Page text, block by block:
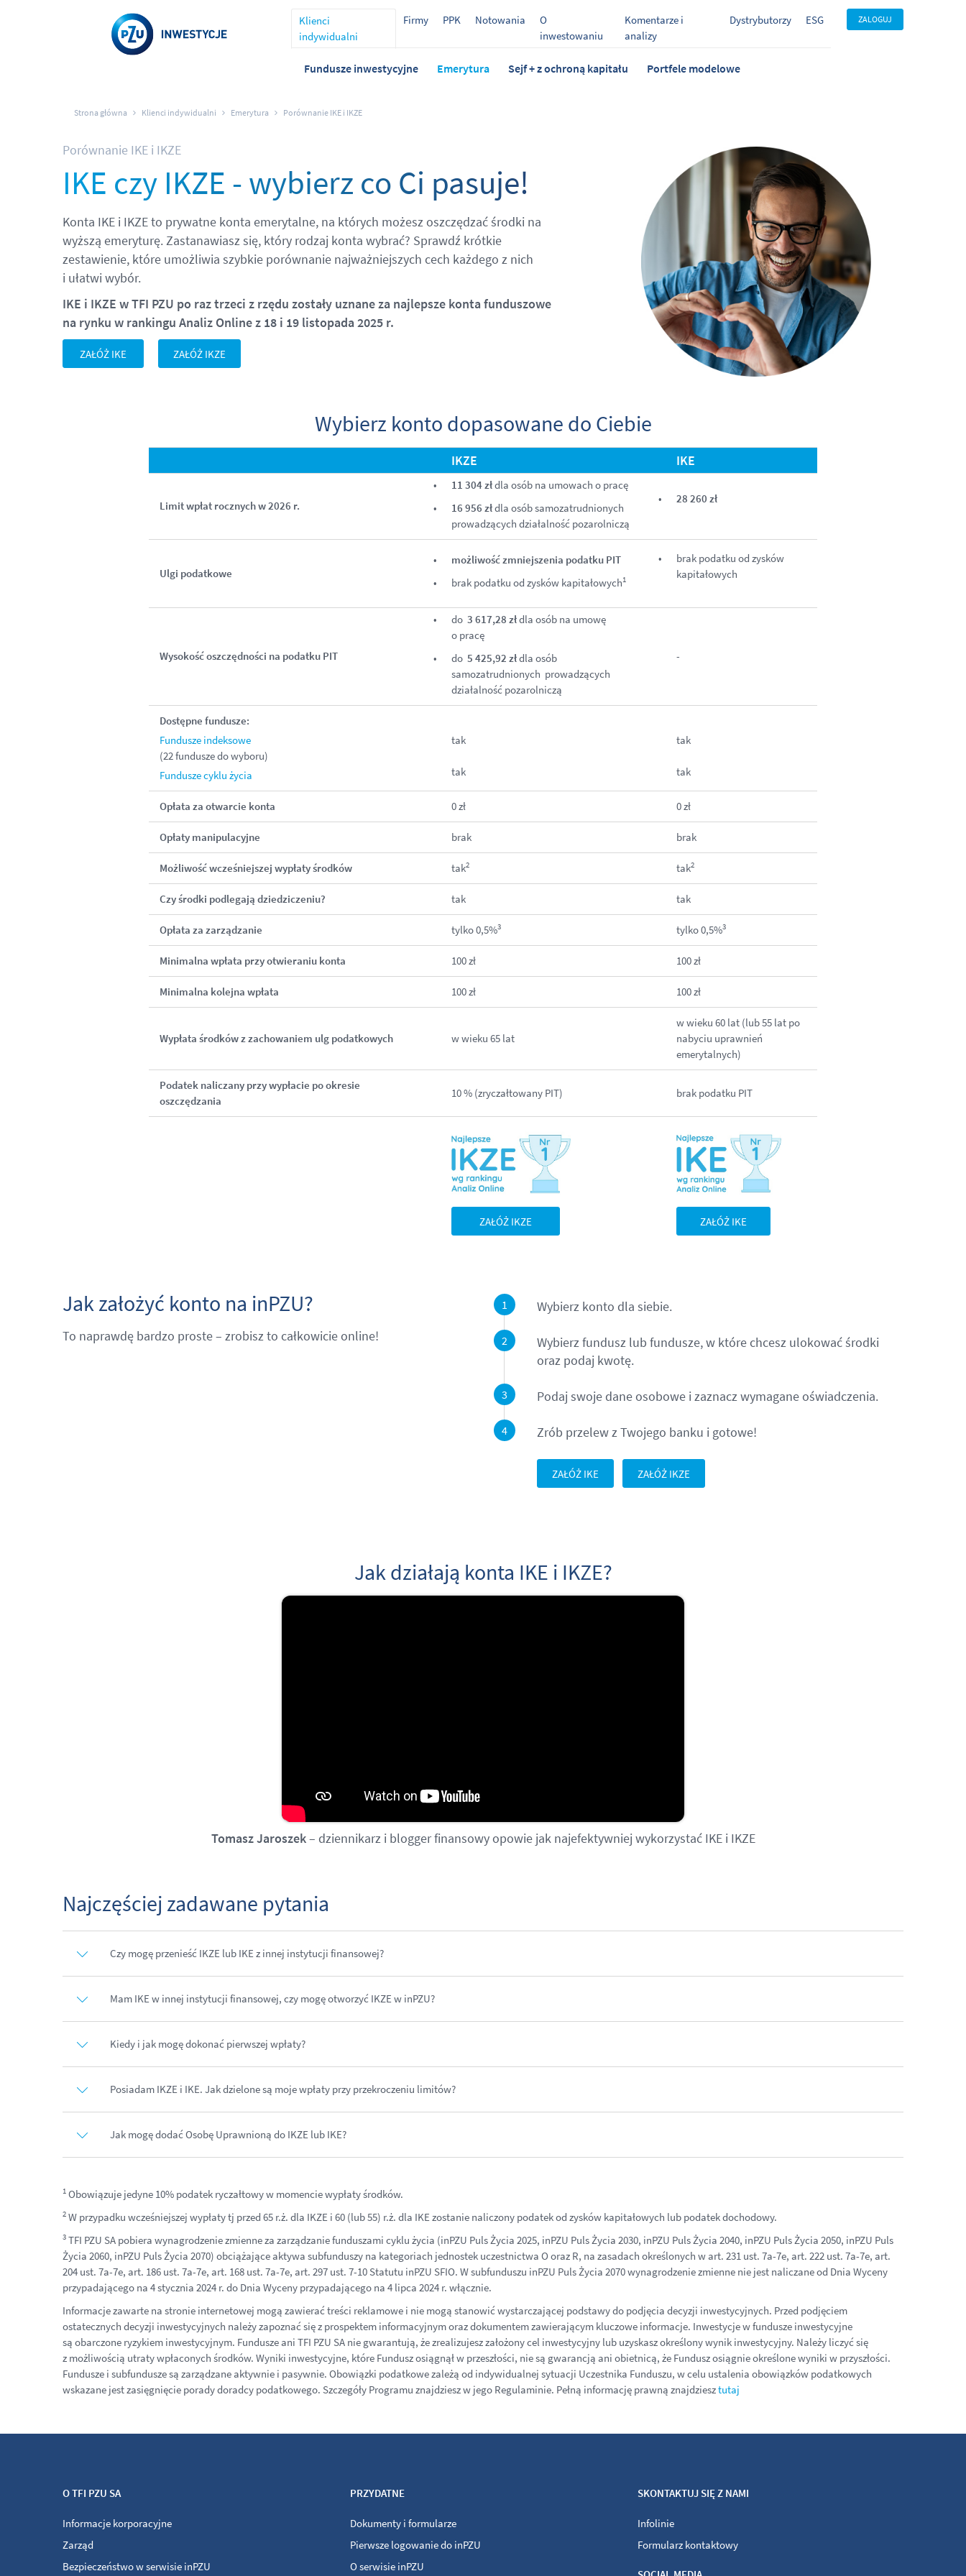
Klienci
indywidualni
Firmy PPK Notowania
O
inwestowaniu
Komentarze i
analizy
Dystrybutorzy ESG
Fundusze inwestycyjne Emerytura Sejf + z ochroną kapitału Portfele modelowe
ZALOGUJ
Strona główna Klienci indywidualni Emerytura Porównanie IKE i IKZE
Porównanie IKE i IKZE
IKE czy IKZE - wybierz co Ci pasuje!
Konta IKE i IKZE to prywatne konta emerytalne, na których możesz oszczędzać środki na
wyższą emeryturę. Zastanawiasz się, który rodzaj konta wybrać? Sprawdź krótkie
zestawienie, które umożliwia szybkie porównanie najważniejszych cech każdego z nich
i ułatwi wybór.
IKE i IKZE w TFI PZU po raz trzeci z rzędu zostały uznane za najlepsze konta funduszowe
na rynku w rankingu Analiz Online z 18 i 19 listopada 2025 r.
ZAŁÓŻ IKE ZAŁÓŻ IKZE
Wybierz konto dopasowane do Ciebie
IKZE IKE
Limit wpłat rocznych w 2026 r.
11 304złdla osób na umowach o pracę
16 956 złdla osób samozatrudnionych
prowadzących działalność pozarolniczą
28 260 zł
Ulgi podatkowe
możliwość zmniejszenia podatku PIT
brak podatku od zysków kapitałowych1
brak podatku od zysków
kapitałowych
Wysokość oszczędności na podatku PIT
do 3 617,28 złdla osób na umowę
o pracę
do 5 425,92 złdla osób
samozatrudnionych prowadzących
działalność pozarolniczą
-
Dostępne fundusze:
Fundusze indeksowe
(22 fundusze do wyboru)
Fundusze cyklu życia
tak
tak
tak
tak
Opłata za otwarcie konta 0 zł 0 zł
Opłaty manipulacyjne brak brak
Możliwość wcześniejszej wypłaty środków tak2 tak2
Czy środki podlegają dziedziczeniu? tak tak
Opłata za zarządzanie tylko 0,5%3 tylko 0,5%3
Minimalna wpłata przy otwieraniu konta 100 zł 100 zł
Minimalna kolejna wpłata 100 zł 100 zł
Wypłata środków z zachowaniem ulg podatkowych w wieku 65 lat
w wieku 60 lat (lub 55 lat po
nabyciu uprawnień
emerytalnych)
Podatek naliczany przy wypłacie po okresie
oszczędzania
10 % (zryczałtowany PIT) brak podatku PIT
ZAŁÓŻ IKZE ZAŁÓŻ IKE
Jak założyć konto na inPZU?
To naprawdę bardzo proste – zrobisz to całkowicie online!
Wybierz konto dla siebie.
Wybierz fundusz lub fundusze, w które chcesz ulokować środki
oraz podaj kwotę.
Podaj swoje dane osobowe i zaznacz wymagane oświadczenia.
Zrób przelew z Twojego banku i gotowe!
ZAŁÓŻ IKE ZAŁÓŻ IKZE
Jak działają konta IKE i IKZE?
Tomasz Jaroszek– dziennikarz i blogger finansowy opowie jak najefektywniej wykorzystać IKE i IKZE
Najczęściej zadawane pytania
Czy mogę przenieść IKZE lub IKE z innej instytucji finansowej?
Mam IKE w innej instytucji finansowej, czy mogę otworzyć IKZE w inPZU?
Kiedy i jak mogę dokonać pierwszej wpłaty?
Posiadam IKZE i IKE. Jak dzielone są moje wpłaty przy przekroczeniu limitów?
Jak mogę dodać Osobę Uprawnioną do IKZE lub IKE?
1 Obowiązuje jedyne 10% podatek ryczałtowy w momencie wypłaty środków.
2 W przypadku wcześniejszej wypłaty tj przed 65 r.ż. dla IKZE i 60 (lub 55) r.ż. dla IKE zostanie naliczony podatek od zysków kapitałowych lub podatek dochodowy.
3 TFI PZU SA pobiera wynagrodzenie zmienne za zarządzanie funduszami cyklu życia (inPZU Puls Życia 2025, inPZU Puls Życia 2030, inPZU Puls Życia 2040, inPZU Puls Życia 2050, inPZU Puls
Życia 2060, inPZU Puls Życia 2070) obciążające aktywa subfunduszy na kategoriach jednostek uczestnictwa O oraz R, na zasadach określonych w art. 231 ust. 7a-7e, art. 222 ust. 7a-7e, art.
204 ust. 7a-7e, art. 186 ust. 7a-7e, art. 168 ust. 7a-7e, art. 297 ust. 7-10 Statutu inPZU SFIO. W subfunduszu inPZU Puls Życia 2070 wynagrodzenie zmienne nie jest naliczane od Dnia Wyceny
przypadającego na 4 stycznia 2024 r. do Dnia Wyceny przypadającego na 4 lipca 2024 r. włącznie.
Informacje zawarte na stronie internetowej mogą zawierać treści reklamowe i nie mogą stanowić wystarczającej podstawy do podjęcia decyzji inwestycyjnych. Przed podjęciem
ostatecznych decyzji inwestycyjnych należy zapoznać się z prospektem informacyjnym oraz dokumentem zawierającym kluczowe informacje. Inwestycje w fundusze inwestycyjne
są obarczone ryzykiem inwestycyjnym. Fundusze ani TFI PZU SA nie gwarantują, że zrealizujesz założony cel inwestycyjny lub uzyskasz określony wynik inwestycyjny. Należy liczyć się
z możliwością utraty wpłaconych środków. Wyniki inwestycyjne, które Fundusz osiągnął w przeszłości, nie są gwarancją ani obietnicą, że Fundusz osiągnie określone wyniki w przyszłości.
Fundusze i subfundusze są zarządzane aktywnie i pasywnie. Obowiązki podatkowe zależą od indywidualnej sytuacji Uczestnika Funduszu, w celu ustalenia obowiązków podatkowych
wskazane jest zasięgnięcie porady doradcy podatkowego. Szczegóły Programu znajdziesz w jego Regulaminie. Pełną informację prawną znajdziesztutaj
O TFI PZU SA
Informacje korporacyjne
Zarząd
Bezpieczeństwo w serwisie inPZU
PRZYDATNE
Dokumenty i formularze
Pierwsze logowanie do inPZU
O serwisie inPZU
SKONTAKTUJ SIĘ Z NAMI
Infolinie
Formularz kontaktowy